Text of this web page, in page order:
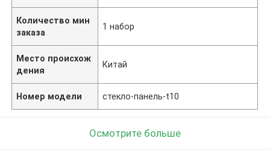
Количество мин
заказа
1 набор
Место происхож
дения
Китай
Номер модели стекло-панель-t10
Осмотрите больше